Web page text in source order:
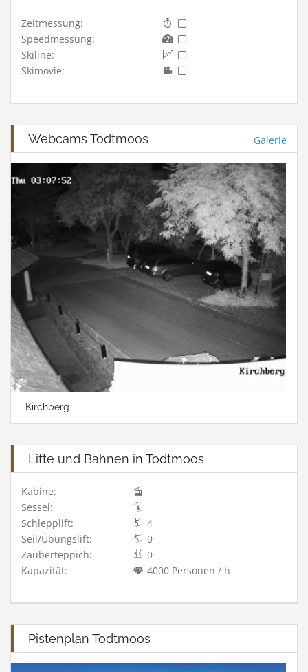
Zeitmessung:
Speedmessung:
Skiline:
Skimovie:
Webcams Todtmoos Galerie
Kirchberg
Lifte und Bahnen in Todtmoos
Kabine:
Sessel:
Schlepplift:
4
Seil/Übungslift:
0
Zauberteppich:
0
Kapazität:
4000 Personen / h
Pistenplan Todtmoos